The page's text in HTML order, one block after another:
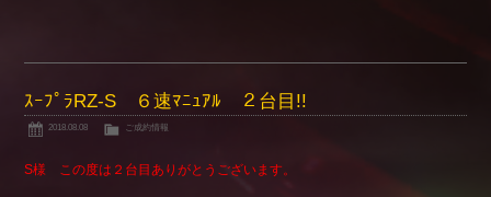
ｽｰﾌﾟﾗRZ-S ６速ﾏﾆｭｱﾙ ２台目!!
2018.08.08 ご成約情報
S様 この度は２台目ありがとうございます。